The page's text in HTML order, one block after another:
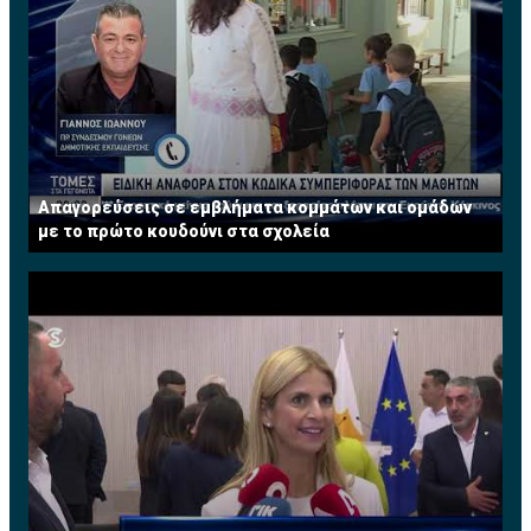
δύσκολη για τον τομέα ανάπτυξης Γης και Περιουσιών,
προσπαθώντας να ανακτήσουμε τόσο τις παλιές αλλά
και να δημιουργήσουμε επίσης νέες αγορές. Όπως έχει
προγραμματίσει η Εταιρεία μας για φέτος θα
συμμετάσχει σ’όλες τις μεγάλες κτηματικές εκθέσεις
αλλά θα οργανώσουμε και δικές μας εκθέσεις και
σεμινάρια ανά το παγκόσμιο".
Απαγορεύσεις σε εμβλήματα κομμάτων και ομάδων
με το πρώτο κουδούνι στα σχολεία